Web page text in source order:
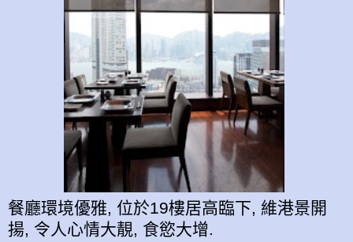
餐廳環境優雅, 位於19樓居高臨下, 維港景開
揚, 令人心情大靚, 食慾大增.